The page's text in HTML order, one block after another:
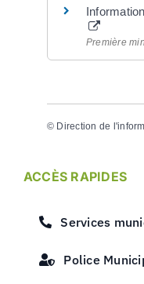
Première
© Direction de
ACCÈS RAPIDES
Services
Police